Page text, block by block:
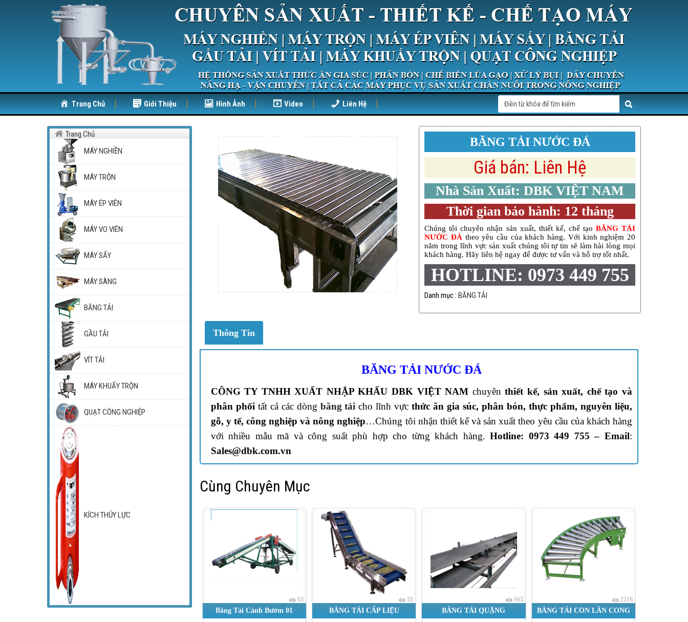
Trang Chủ Giới Thiệu Hình Ảnh Video Liên Hệ
Trang Chủ
MÁY NGHIỀN
MÁY TRỘN
MÁY ÉP VIÊN
MÁY VO VIÊN
MÁY SẤY
MÁY SÀNG
BĂNG TẢI
GẦU TẢI
VÍT TẢI
MÁY KHUẤY TRỘN
QUẠT CÔNG NGHIỆP
KÍCH THỦY LỰC
BĂNG TẢI NƯỚC ĐÁ
Giá bán: Liên Hệ
Nhà Sản Xuất: DBK VIỆT NAM
Thời gian bảo hành: 12 tháng
Chúng tôi chuyên nhận sản xuất, thiết kế, chế tạo BĂNG TẢI
NƯỚC ĐÁ theo yêu cầu của khách hàng. Với kinh nghiệm 20
năm trong lĩnh vực sản xuất chúng tôi tự tin sẽ làm hài lòng mọi
khách hàng. Hãy liên hệ ngay để được tư vấn và hỗ trợ tốt nhất.
HOTLINE: 0973 449 755
Danh mục :BĂNG TẢI
Thông Tin
BĂNG TẢI NƯỚC ĐÁ
CÔNG TY TNHH XUẤT NHẬP KHẨU DBK VIỆT NAM chuyênthiết kế, sản xuất, chế tạo và
phân phối tất cả các dòng băng tải cho lĩnh vực thức ăn gia súc, phân bón, thực phẩm, nguyên liệu,
gỗ, y tế, công nghiệp và nông nghiệp…Chúng tôi nhận thiết kế và sản xuất theo yêu cầu của khách hàng
với nhiều mẫu mã và công suất phù hợp cho từng khách hàng.Hotline: 0973 449 755 –Email:
Sales@dbk.com.vn
Cùng Chuyên Mục
65
Băng Tải Cánh Bướm 01
53
BĂNG TẢI CẤP LIỆU
665
BĂNG TẢI QUẶNG
2236
BĂNG TẢI CON LĂN CONG